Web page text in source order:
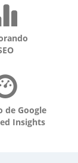
de Google
Insights